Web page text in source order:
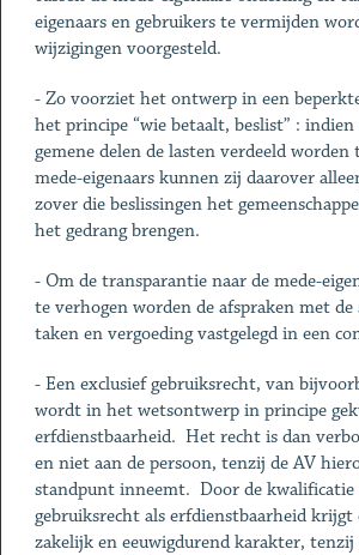
eigenaars en gebruikers te vermijden
wijzigingen voorgesteld.
- Zo voorziet het ontwerp in een
het principe “wie betaalt, beslist” : indien
gemene delen de lasten verdeeld worden
mede-eigenaars kunnen zij daarover
zover die beslissingen het
het gedrang brengen.
- Om de transparantie naar de mede-
te verhogen worden de afspraken met
taken en vergoeding vastgelegd in een
- Een exclusief gebruiksrecht, van
wordt in het wetsontwerp in principe
erfdienstbaarheid. Het recht is dan
en niet aan de persoon, tenzij de AV
standpunt inneemt. Door de
gebruiksrecht als erfdienstbaarheid
zakelijk en eeuwigdurend karakter, tenzij